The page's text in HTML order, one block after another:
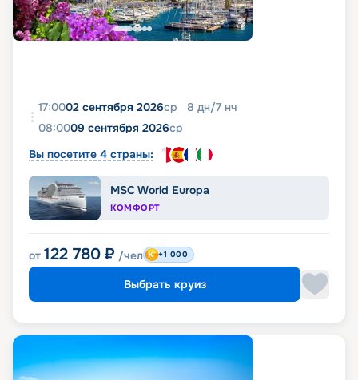
17:0002 сентября 2026ср 8 дн/7 нч
08:0009 сентября 2026ср
Вы посетите 4 страны:
MSC World Europa
КОМФОРТ
от 122 780 ₽ /чел +1 000
Выбрать круиз